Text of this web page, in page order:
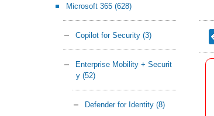
Microsoft 365 (628)
Copilot for Security (3)
Enterprise Mobility + Securit
y (52)
Defender for Identity (8)